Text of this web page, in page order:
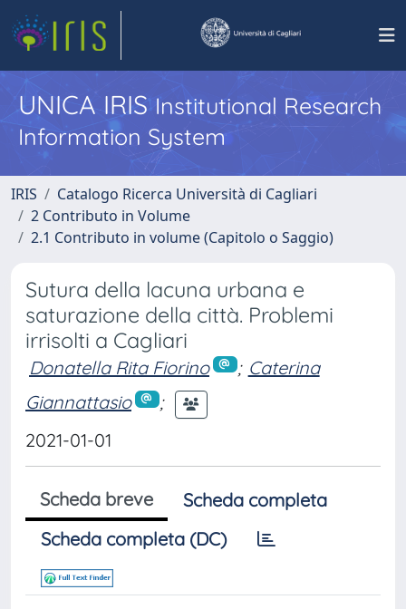
UNICA IRISInstitutional Research
Information System
IRIS
Catalogo Ricerca Università di Cagliari
2 Contributo in Volume
2.1 Contributo in volume (Capitolo o Saggio)
Sutura della lacuna urbana e
saturazione della città. Problemi
irrisolti a Cagliari
Donatella Rita Fiorino ; Caterina
Giannattasio
;
2021-01-01
Scheda breve
Scheda completa
Scheda completa (DC)